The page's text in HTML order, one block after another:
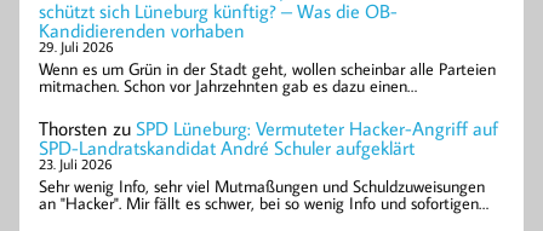
schützt sich Lüneburg künftig? – Was die OB-
Kandidierenden vorhaben
29. Juli 2026
Wenn es um Grün in der Stadt geht, wollen scheinbar alle Parteien
mitmachen. Schon vor Jahrzehnten gab es dazu einen…
Thorsten zu SPD Lüneburg: Vermuteter Hacker-Angriff auf
SPD-Landratskandidat André Schuler aufgeklärt
23. Juli 2026
Sehr wenig Info, sehr viel Mutmaßungen und Schuldzuweisungen
an "Hacker". Mir fällt es schwer, bei so wenig Info und sofortigen…